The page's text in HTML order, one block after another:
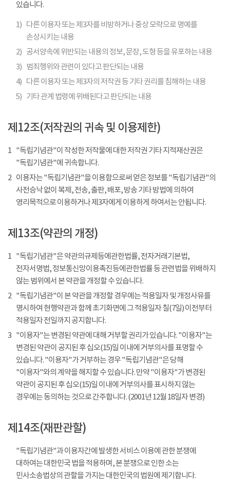
있습니다.
1) 다른 이용자 또는 제3자를 비방하거나 중상 모략으로 명예를
손상시키는 내용
2) 공서양속에 위반되는 내용의 정보, 문장, 도형 등을 유포하는 내용
3)
범죄행위와 관련이 있다고 판단되는 내용
4) 다른 이용자 또는 제3자의 저작권 등 기타 권리를 침해하는 내용
5) 기타 관계 법령에 위배된다고 판단되는 내용
제12조(저작권의 귀속 및 이용제한)
1 "독립기념관"이 작성한 저작물에 대한 저작권 기타 지적재산권은
"독립기념관"에 귀속합니다.
2 이용자는 "독립기념관"을 이용함으로써 얻은 정보를 "독립기념관"의
사전승낙 없이 복제, 전송, 출판, 배포, 방송 기타 방법에 의하여
영리목적으로 이용하거나 제3자에게 이용하게 하여서는 안됩니다.
제13조(약관의 개정)
1 "독립기념관"은 약관의규제등에관한법률, 전자거래기본법,
전자서명법, 정보통신망이용촉진등에관한법률 등 관련법을 위배하지
않는 범위에서 본 약관을 개정할 수 있습니다.
2 "독립기념관"이 본 약관을 개정할 경우에는 적용일자 및 개정사유를
명시하여 현행약관과 함께 초기화면에 그 적용일자 칠(7일) 이전부터
적용일자 전일까지 공지합니다.
3 "이용자"는 변경된 약관에 대해 거부할 권리가 있습니다. "이용자"는
변경된 약관이 공지된 후 십오(15)일 이내에 거부의사를 표명할 수
있습니다. "이용자"가 거부하는 경우 "독립기념관"은 당해
"이용자"와의 계약을 해지할 수 있습니다. 만약 "이용자"가 변경된
약관이 공지된 후 십오(15)일 이내에 거부의사를 표시하지 않는
경우에는 동의하는 것으로 간주합니다. (2001년 12월 18일자 변경)
제14조(재판관할)
"독립기념관"과 이용자간에 발생한 서비스 이용에 관한 분쟁에
대하여는 대한민국 법을 적용하며, 본 분쟁으로 인한 소는
민사소송법상의 관할을 가지는 대한민국의 법원에 제기합니다.